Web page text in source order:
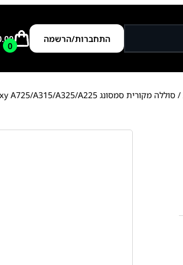
התחברות/הרשמה
0
/ סוללה מקורית סמסונג Samsung Galaxy A725/A315/A325/A225